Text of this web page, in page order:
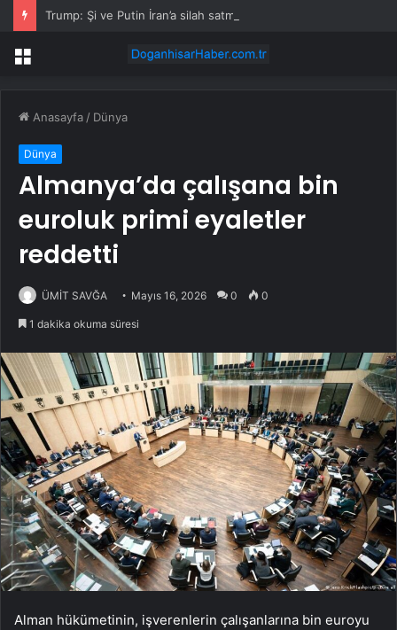
Trump: Şi ve Putin İran’a silah satmayacaklarını söyledi
Menü
Anasayfa / Dünya
Dünya
Almanya’da çalışana bin
euroluk primi eyaletler
reddetti
ÜMİT SAVĞA Mayıs 16, 2026 0 0
1 dakika okuma süresi
Alman hükümetinin, işverenlerin çalışanlarına bin euroyu